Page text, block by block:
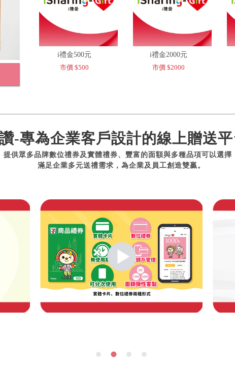
i禮金500元
市價 $500
i禮金2000元
市價 $2000
-專為企業客戶設計的線上贈送
提供眾多品牌數位禮券及實體禮券、豐富的面額與多種品項可以選擇
滿足企業多元送禮需求，為企業及員工創造雙贏。